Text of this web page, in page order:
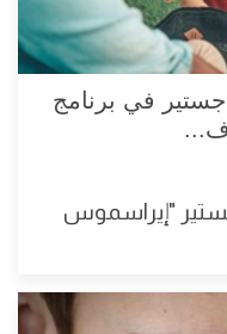
في برنامج
"إيراسموس